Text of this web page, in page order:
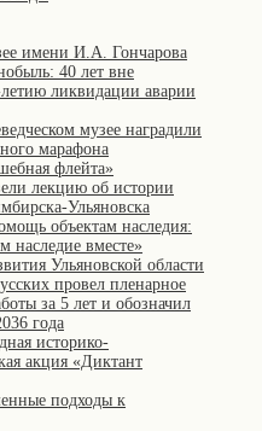
имени И.А. Гончарова
40 лет вне
ликвидации аварии
музее наградили
марафона
флейта»
лекцию об истории
Ульяновска
объектам наследия:
наследие вместе»
Ульяновской области
провел пленарное
за 5 лет и обозначил
года
историко-
акция «Диктант
подходы к